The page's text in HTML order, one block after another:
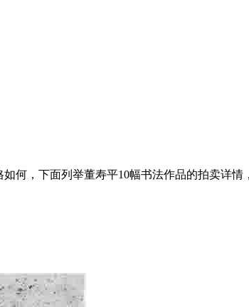
何，下面列举董寿平10幅书法作品的拍卖详情